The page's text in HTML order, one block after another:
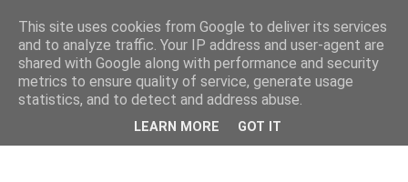
This site uses cookies from Google to deliver its services
and to analyze traffic. Your IP address and user-agent are
shared with Google along with performance and security
metrics to ensure quality of service, generate usage
statistics, and to detect and address abuse.
LEARN MORE GOT IT